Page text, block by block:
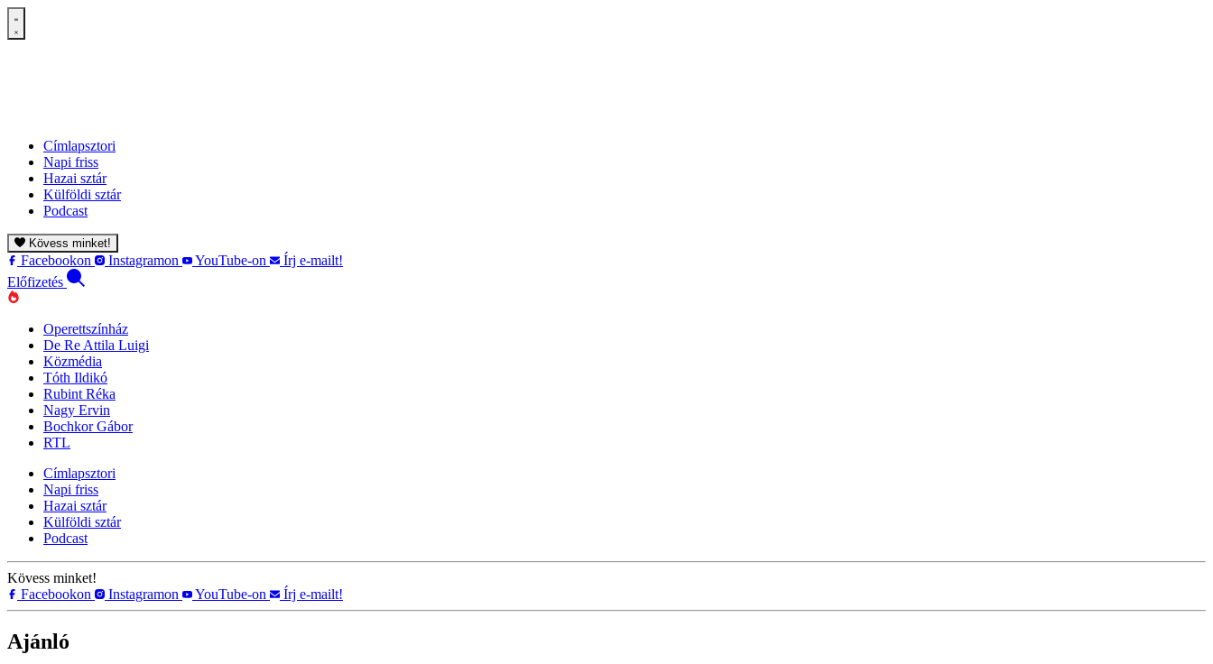
Címlapsztori
Napi friss
Hazai sztár
Külföldi sztár
Podcast
Kövess minket!
Facebookon Instagramon YouTube-on
Írj e-mailt!
Előfizetés
Operettszínház
De Re Attila Luigi
Közmédia
Tóth Ildikó
Rubint Réka
Nagy Ervin
Bochkor Gábor
RTL
Címlapsztori
Napi friss
Hazai sztár
Külföldi sztár
Podcast
Kövess minket!
Facebookon
Instagramon YouTube-on Írj e-mailt!
Ajánló